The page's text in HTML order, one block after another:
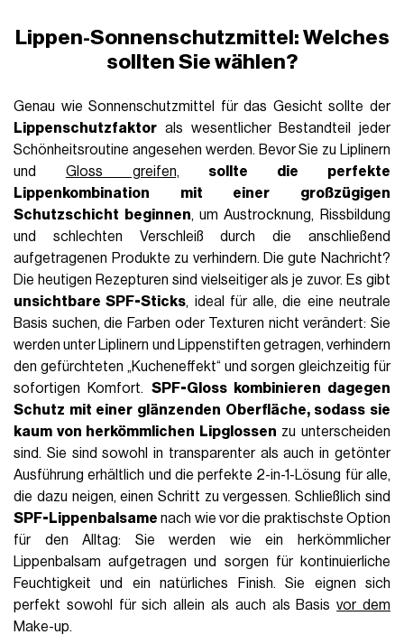
Lippen-Sonnenschutzmittel: Welches
sollten Sie wählen?
Genau wie Sonnenschutzmittel für das Gesicht sollte der
Lippenschutzfaktor als wesentlicher Bestandteil jeder
Schönheitsroutine angesehen werden. Bevor Sie zu Liplinern
und Gloss greifen,
sollte die perfekte
Lippenkombination mit einer großzügigen
Schutzschicht beginnen, um Austrocknung, Rissbildung
und schlechten Verschleiß durch die anschließend
aufgetragenen Produkte zu verhindern. Die gute Nachricht?
Die heutigen Rezepturen sind vielseitiger als je zuvor. Es gibt
unsichtbare SPF-Sticks, ideal für alle, die eine neutrale
Basis suchen, die Farben oder Texturen nicht verändert: Sie
werden unter Liplinern und Lippenstiften getragen, verhindern
den gefürchteten „Kucheneffekt“ und sorgen gleichzeitig für
sofortigen Komfort. SPF-Gloss kombinieren dagegen
Schutz mit einer glänzenden Oberfläche, sodass sie
kaum von herkömmlichen Lipglossen zu unterscheiden
sind. Sie sind sowohl in transparenter als auch in getönter
Ausführung erhältlich und die perfekte 2-in-1-Lösung für alle,
die dazu neigen, einen Schritt zu vergessen. Schließlich sind
SPF-Lippenbalsame nach wie vor die praktischste Option
für den Alltag: Sie werden wie ein herkömmlicher
Lippenbalsam aufgetragen und sorgen für kontinuierliche
Feuchtigkeit und ein natürliches Finish. Sie eignen sich
perfekt sowohl für sich allein als auch als Basisvor dem
Make-up.